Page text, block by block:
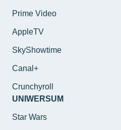
Prime Video
AppleTV
SkyShowtime
Canal+
Crunchyroll
UNIWERSUM
Star Wars